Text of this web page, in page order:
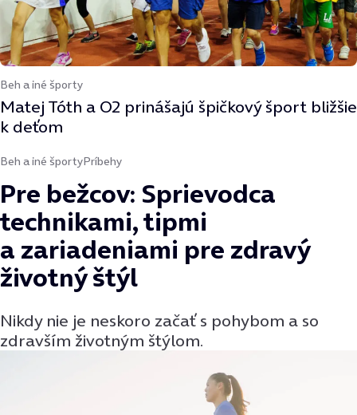
Beh a iné športy
Matej Tóth a O2 prinášajú špičkový šport bližšie
k deťom
Beh a iné športyPríbehy
Pre bežcov: Sprievodca
technikami, tipmi
a zariadeniami pre zdravý
životný štýl
Nikdy nie je neskoro začať s pohybom a so
zdravším životným štýlom.